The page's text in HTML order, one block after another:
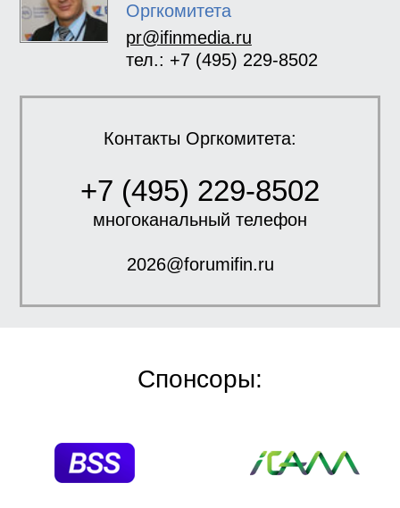
Оргкомитета
pr@ifinmedia.ru
тел.: +7 (495) 229-8502
Контакты Оргкомитета:
+7 (495) 229-8502
многоканальный телефон
2026@forumifin.ru
Спонсоры: